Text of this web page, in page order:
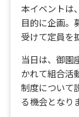
本イベントは
目的に企画。
受けて定員を
当日は、御園
かれて組合活
制度について
る機会となり